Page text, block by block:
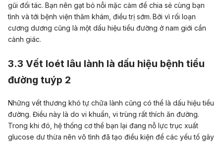
gũi đối tác. Bạn nên gạt bỏ nỗi mặc cảm để chia sẻ cùng bạn
tình và tới bệnh viện thăm khám, điều trị sớm. Bởi vì rối loạn
cương dương cũng là một dấu hiệu tiểu đường ở nam giới cần
cảnh giác.
3.3 Vết loét lâu lành là dấu hiệu bệnh tiểu
đường tuýp 2
Những vết thương khó tự chữa lành cũng có thể là dấu hiệu tiểu
đường. Điều này là do vi khuẩn, vi trùng rất thích ăn đường.
Trong khi đó, hệ thống cơ thể bạn lại đang nỗ lực trục xuất
glucose dư thừa nên vô tình đã tạo điều kiện để các yếu tố gây